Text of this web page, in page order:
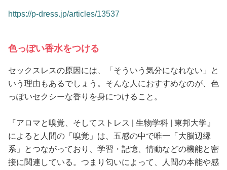
https://p-dress.jp/articles/13537
色っぽい香水をつける
セックスレスの原因には、「そういう気分になれない」と
いう理由もあるでしょう。そんな人におすすめなのが、色
っぽいセクシーな香りを身につけること。
『アロマと嗅覚、そしてストレス | 生物学科 | 東邦大学』
によると人間の「嗅覚」は、五感の中で唯一「大脳辺縁
系」とつながっており、学習・記憶、情動などの機能と密
接に関連している。つまり匂いによって、人間の本能や感